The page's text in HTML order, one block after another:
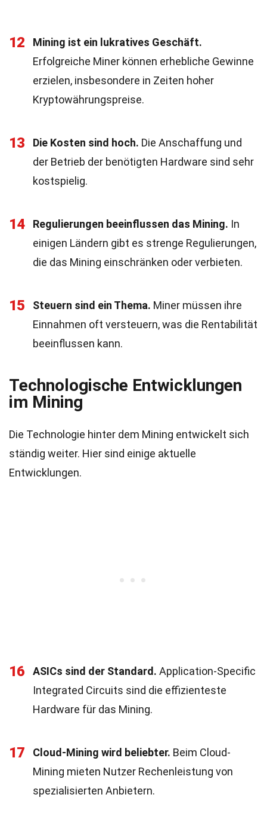
12
Mining ist ein lukratives Geschäft.
Erfolgreiche Miner können erhebliche Gewinne
erzielen, insbesondere in Zeiten hoher
Kryptowährungspreise.
13 Die Kosten sind hoch. Die Anschaffung und
der Betrieb der benötigten Hardware sind sehr
kostspielig.
14 Regulierungen beeinflussen das Mining. In
einigen Ländern gibt es strenge Regulierungen,
die das Mining einschränken oder verbieten.
15 Steuern sind ein Thema. Miner müssen ihre
Einnahmen oft versteuern, was die Rentabilität
beeinflussen kann.
Technologische Entwicklungen
im Mining
Die Technologie hinter dem Mining entwickelt sich
ständig weiter. Hier sind einige aktuelle
Entwicklungen.
16 ASICs sind der Standard. Application-Specific
Integrated Circuits sind die effizienteste
Hardware für das Mining.
17 Cloud-Mining wird beliebter. Beim Cloud-
Mining mieten Nutzer Rechenleistung von
spezialisierten Anbietern.